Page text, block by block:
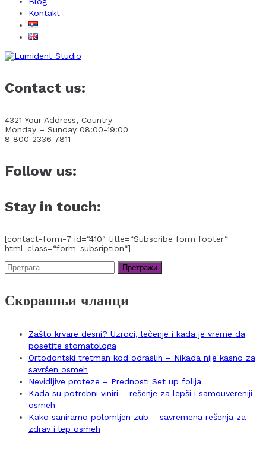
Kontakt
Contact us:
4321 Your Address, Country
Monday – Sunday 08:00-19:00
8 800 2336 7811
Follow us:
Stay in touch:
[contact-form-7 id=“410″ title=“Subscribe form footer“
html_class=“form-subsription“]
Претрага
за:
Скорашњи чланци
Zašto krvare desni? Uzroci, lečenje i kada je vreme da
posetite stomatologa
Ortodontski tretman kod odraslih – Nikada nije kasno za
savršen osmeh
Nevidljive proteze – Prednosti Set up folija
Kada su potrebni viniri – rešenje za lepši i samouvereniji
osmeh
Kako saniramo polomljen zub – savremena rešenja za
zdrav i lep osmeh